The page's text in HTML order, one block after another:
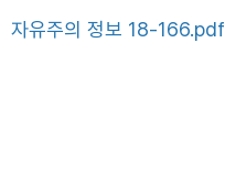
자유주의 정보 18-166.pdf